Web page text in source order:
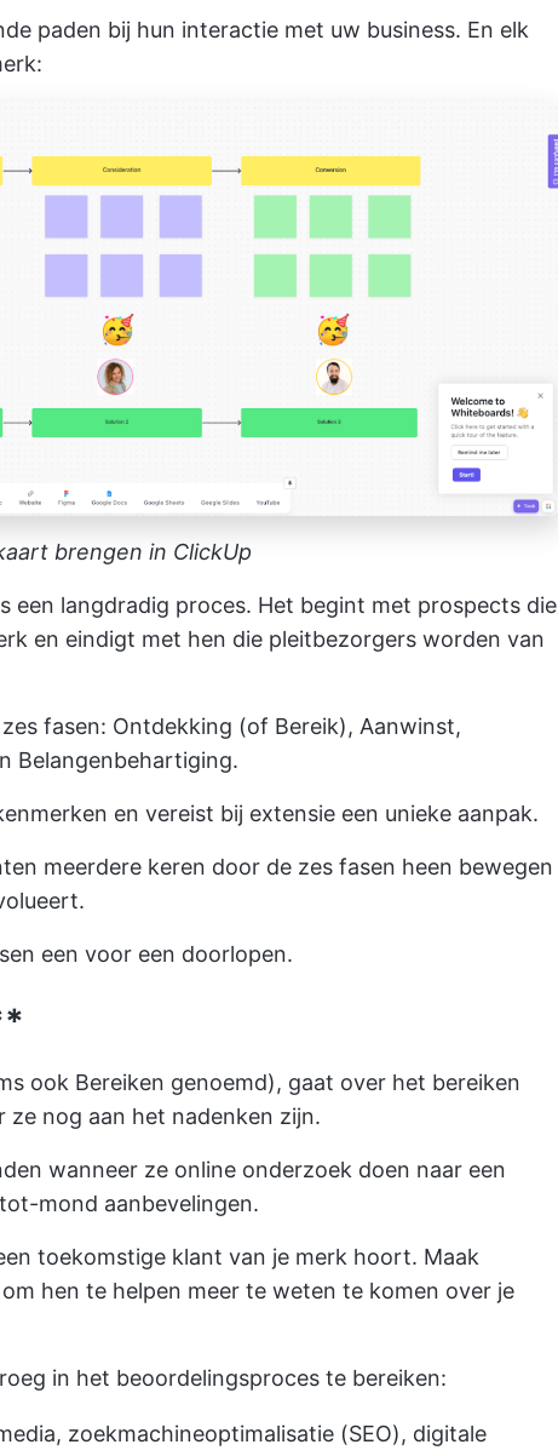
paden bij hun interactie met uw business. En elk
brengen in ClickUp
een langdradig proces. Het begint met prospects die
en eindigt met hen die pleitbezorgers worden van
fasen: Ontdekking (of Bereik), Aanwinst,
Belangenbehartiging.
en vereist bij extensie een unieke aanpak.
meerdere keren door de zes fasen heen bewegen
een voor een doorlopen.
ook Bereiken genoemd), gaat over het bereiken
nog aan het nadenken zijn.
wanneer ze online onderzoek doen naar een
mond aanbevelingen.
toekomstige klant van je merk hoort. Maak
hen te helpen meer te weten te komen over je
in het beoordelingsproces te bereiken:
zoekmachineoptimalisatie (SEO), digitale